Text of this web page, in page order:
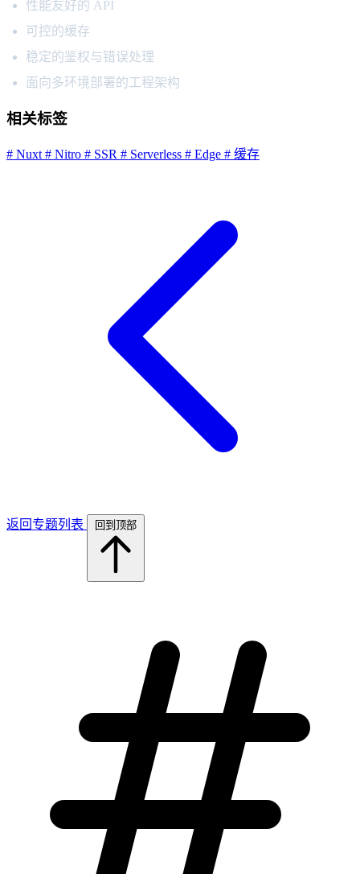
性能友好的 API
可控的缓存
稳定的鉴权与错误处理
面向多环境部署的工程架构
相关标签
# Nuxt # Nitro # SSR # Serverless # Edge # 缓存
返回专题列表